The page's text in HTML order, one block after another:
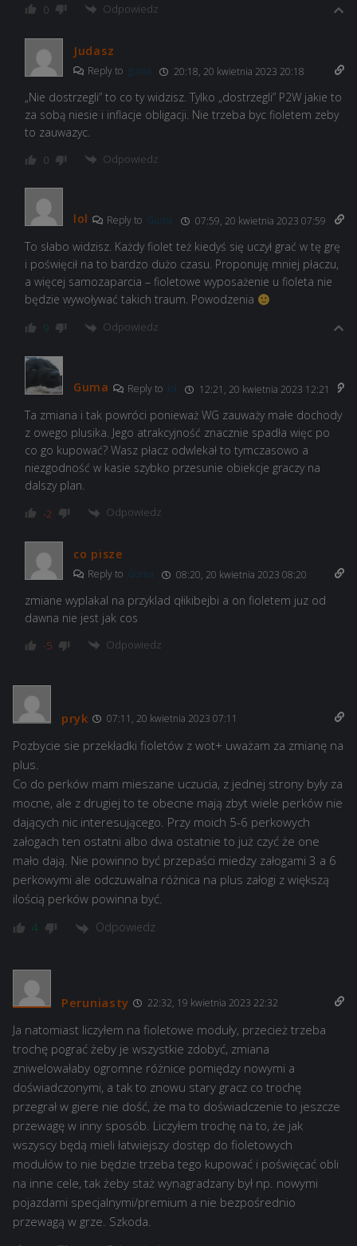
0 Odpowiedz
Judasz
Reply to guma 20:18, 20 kwietnia 2023 20:18
„Nie dostrzegli” to co ty widzisz. Tylko „dostrzegli” P2W jakie to
za sobą niesie i inflacje obligacji. Nie trzeba byc fioletem zeby
to zauwazyc.
0 Odpowiedz
lol Reply to Guma 07:59, 20 kwietnia 2023 07:59
To słabo widzisz. Każdy fiolet też kiedyś się uczył grać w tę grę
i poświęcił na to bardzo dużo czasu. Proponuję mniej płaczu,
a więcej samozaparcia – fioletowe wyposażenie u fioleta nie
będzie wywoływać takich traum. Powodzenia
9 Odpowiedz
Guma Reply to lol 12:21, 20 kwietnia 2023 12:21
Ta zmiana i tak powróci ponieważ WG zauważy małe dochody
z owego plusika. Jego atrakcyjność znacznie spadła więc po
co go kupować? Wasz płacz odwlekał to tymczasowo a
niezgodność w kasie szybko przesunie obiekcje graczy na
dalszy plan.
-2 Odpowiedz
co pisze
Reply to Guma 08:20, 20 kwietnia 2023 08:20
zmiane wyplakal na przyklad qłikibejbi a on fioletem juz od
dawna nie jest jak cos
-5 Odpowiedz
pryk 07:11, 20 kwietnia 2023 07:11
Pozbycie sie przekładki fioletów z wot+ uważam za zmianę na
plus.
Co do perków mam mieszane uczucia, z jednej strony były za
mocne, ale z drugiej to te obecne mają zbyt wiele perków nie
dających nic interesującego. Przy moich 5-6 perkowych
załogach ten ostatni albo dwa ostatnie to już czyć że one
mało dają. Nie powinno być przepaści miedzy załogami 3 a 6
perkowymi ale odczuwalna różnica na plus załogi z większą
ilością perków powinna być.
4 Odpowiedz
Peruniasty 22:32, 19 kwietnia 2023 22:32
Ja natomiast liczyłem na fioletowe moduły, przecież trzeba
trochę pograć żeby je wszystkie zdobyć, zmiana
zniwelowałaby ogromne różnice pomiędzy nowymi a
doświadczonymi, a tak to znowu stary gracz co trochę
przegrał w giere nie dość, że ma to doświadczenie to jeszcze
przewagę w inny sposób. Liczyłem trochę na to, że jak
wszyscy będą mieli łatwiejszy dostęp do fioletowych
modułów to nie będzie trzeba tego kupować i poświęcać obli
na inne cele, tak żeby staż wynagradzany był np. nowymi
pojazdami specjalnymi/premium a nie bezpośrednio
przewagą w grze. Szkoda.